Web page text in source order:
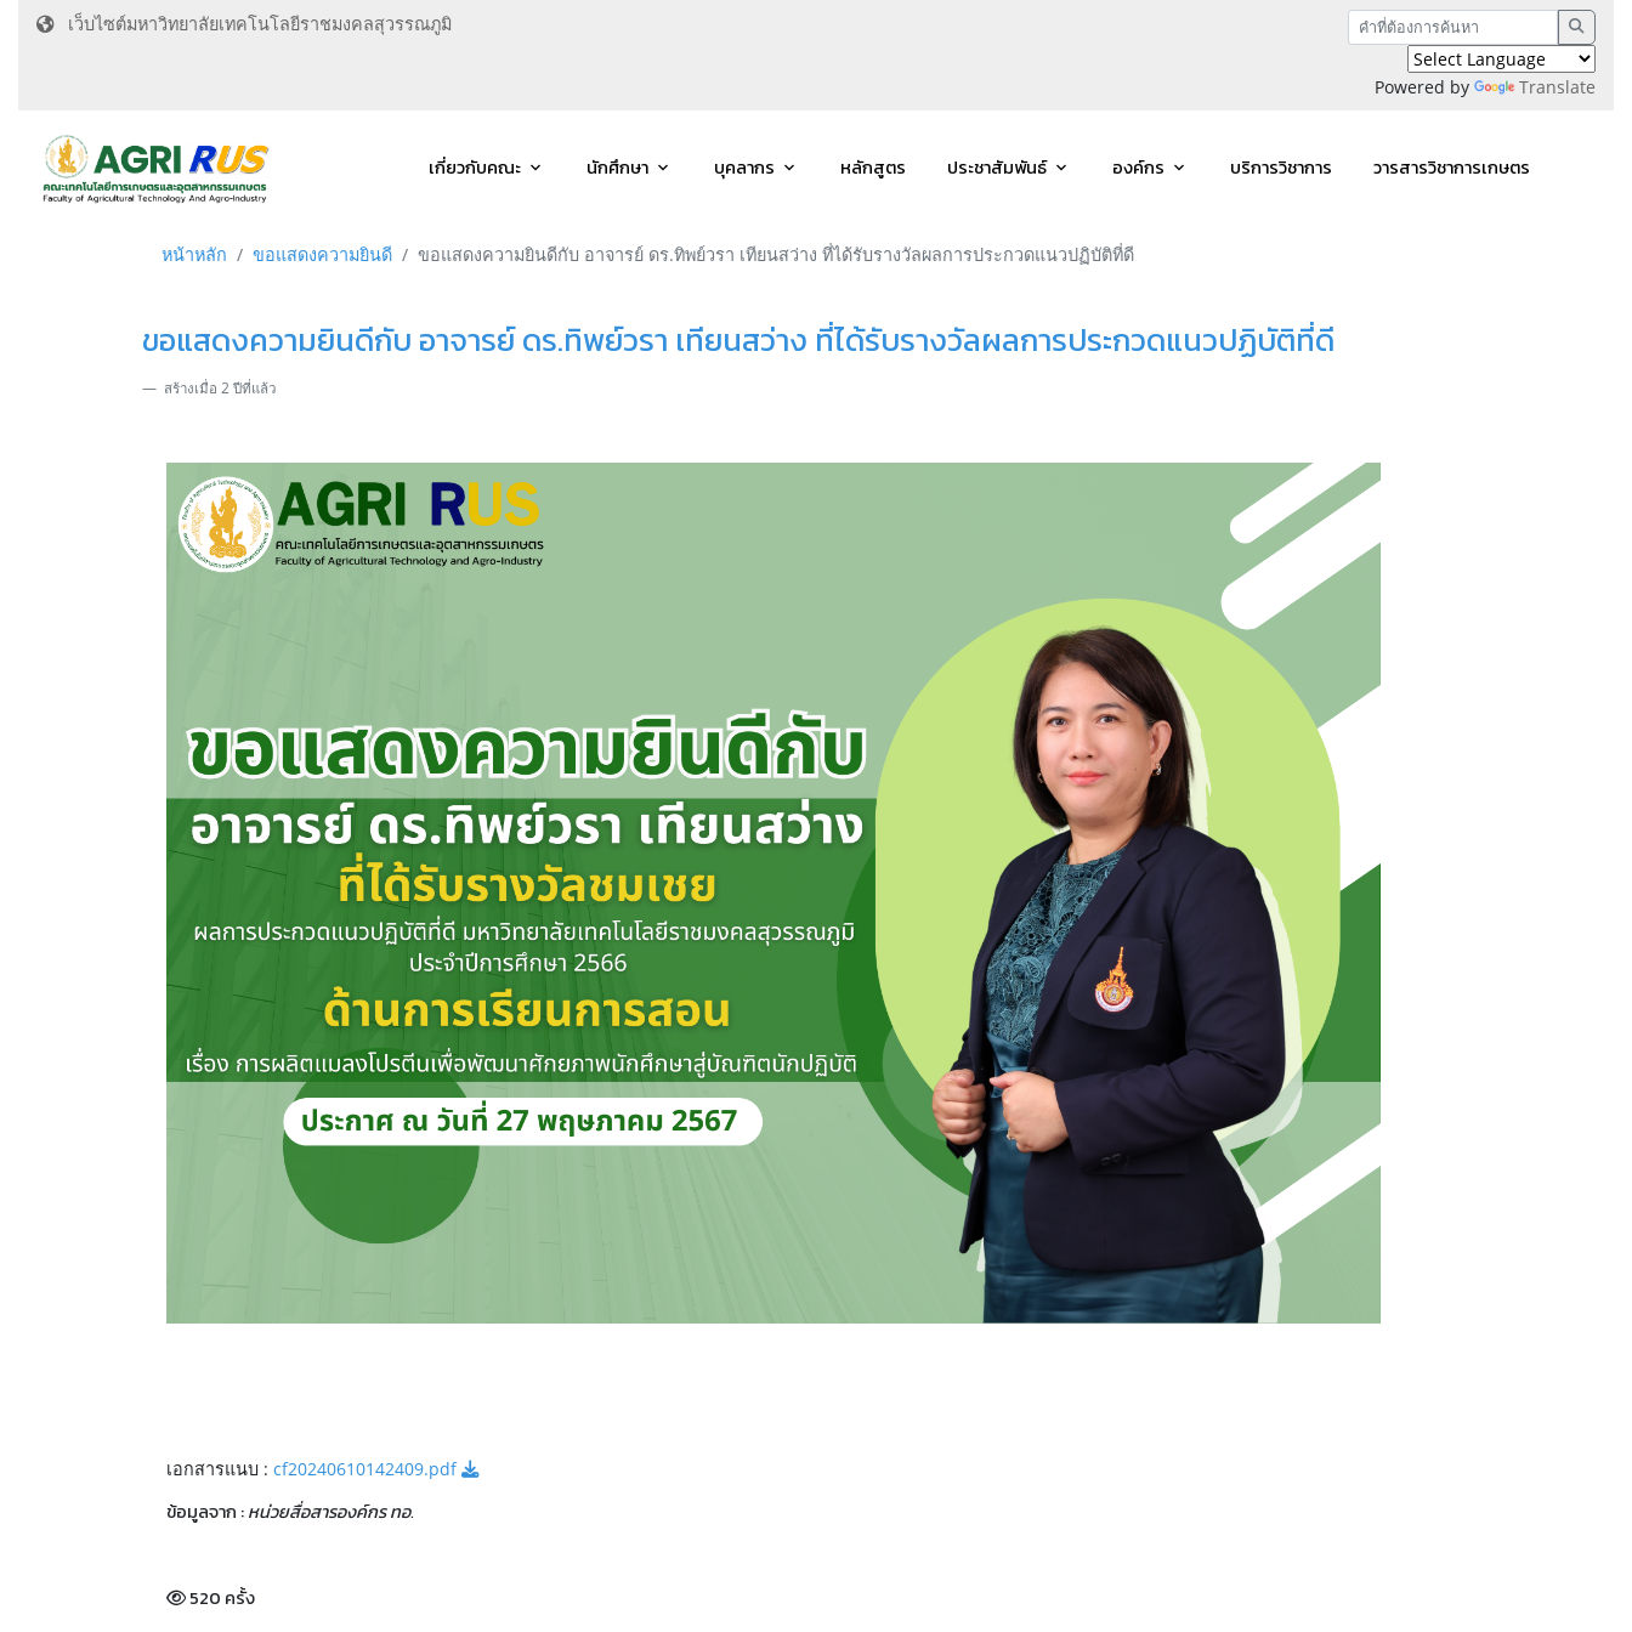
เว็บไซต์มหาวิทยาลัยเทคโนโลยีราชมงคลสุวรรณภูมิ
Powered by Translate
เกี่ยวกับคณะ นักศึกษา บุคลากร หลักสูตร ประชาสัมพันธ์ องค์กร บริการวิชาการ วารสารวิชาการเกษตร
หน้าหลัก ขอแสดงความยินดี ขอแสดงความยินดีกับ อาจารย์ ดร.ทิพย์วรา เทียนสว่าง ที่ได้รับรางวัลผลการประกวดแนวปฏิบัติที่ดี
ขอแสดงความยินดีกับ อาจารย์ ดร.ทิพย์วรา เทียนสว่าง ที่ได้รับรางวัลผลการประกวดแนวปฏิบัติที่ดี
สร้างเมื่อ 2 ปีที่แล้ว
เอกสารแนบ : cf20240610142409.pdf
ข้อมูลจาก :หน่วยสื่อสารองค์กร ทอ.
520 ครั้ง